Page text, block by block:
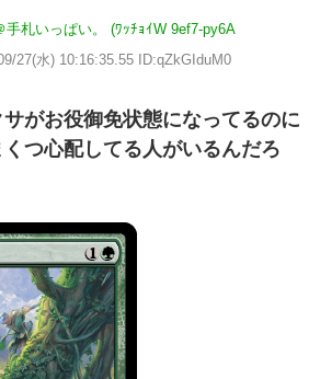
手札いっぱい。 (ﾜｯﾁｮｲW 9ef7-py6A
27(水) 10:16:35.55 ID:qZkGIduM0
がお役御免状態になってるのに
つ心配してる人がいるんだろ